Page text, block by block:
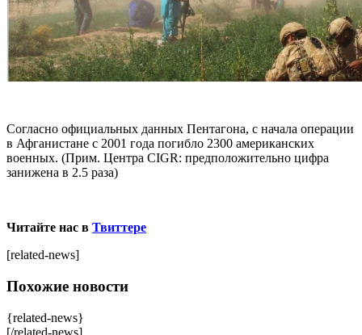
Согласно официальных данных Пентагона, с начала операции
в Афганистане с 2001 года погибло 2300 американских
военных. (Прим. Центра CIGR: предположительно цифра
занижена в 2.5 раза)
Читайте нас в Твиттере
[related-news]
Похожие новости
{related-news}
[/related-news]